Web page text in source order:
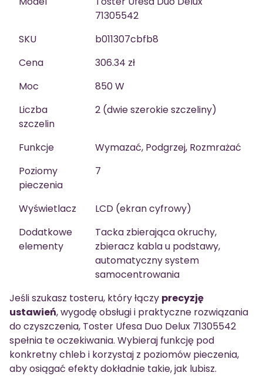
71305542
SKU
b011307cbfb8
Cena
306.34 zł
Moc
850 W
Liczba
szczelin
2 (dwie szerokie szczeliny)
Funkcje
Wymazać, Podgrzej, Rozmrażać
Poziomy
pieczenia
7
Wyświetlacz
LCD (ekran cyfrowy)
Dodatkowe
elementy
Tacka zbierająca okruchy,
zbieracz kabla u podstawy,
automatyczny system
samocentrowania
Jeśli szukasz tosteru, który łączy precyzję
ustawień, wygodę obsługi i praktyczne rozwiązania
do czyszczenia, Toster Ufesa Duo Delux 71305542
spełnia te oczekiwania. Wybieraj funkcję pod
konkretny chleb i korzystaj z poziomów pieczenia,
aby osiągać efekty dokładnie takie, jak lubisz.